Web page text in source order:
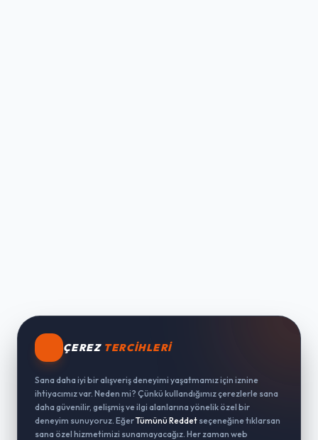
ÇEREZ TERCIHLERI
Sana daha iyi bir alışveriş deneyimi yaşatmamız için iznine
ihtiyacımız var. Neden mi? Çünkü kullandığımız çerezlerle sana
daha güvenilir, gelişmiş ve ilgi alanlarına yönelik özel bir
deneyim sunuyoruz. EğerTümünü Reddet seçeneğine tıklarsan
sana özel hizmetimizi sunamayacağız. Her zaman web